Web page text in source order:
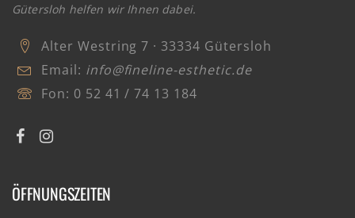
Gütersloh helfen wir Ihnen dabei.
Alter Westring 7 · 33334 Gütersloh
Email: info@fineline-esthetic.de
Fon: 0 52 41 / 74 13 184
ÖFFNUNGSZEITEN